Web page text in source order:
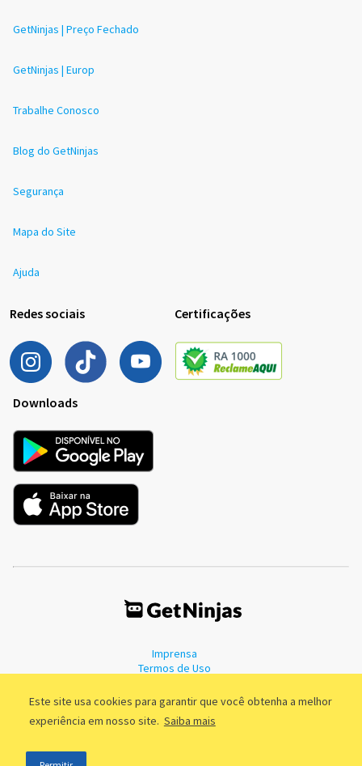
Este site usa cookies para garantir que você obtenha a melhor
experiência em nosso site. Saiba mais
GetNinjas | Preço Fechado
GetNinjas | Europ
Trabalhe Conosco
Blog do GetNinjas
Segurança
Mapa do Site
Ajuda
Redes sociais Certificações
Downloads
Imprensa
Termos de Uso
©2011 - 2026, GetNinjas LTDA. CNPJ 55.744.877/0001-89 - Rua Dr.